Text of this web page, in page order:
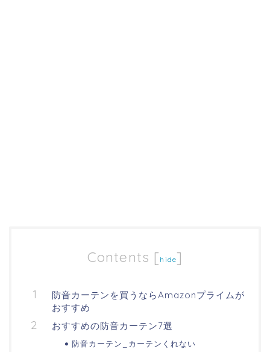
Contents [ hide]
防音カーテンを買うならAmazonプライムが
おすすめ
おすすめの防音カーテン7選
防音カーテン_カーテンくれない